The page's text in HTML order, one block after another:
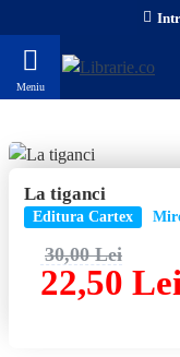
La tiganci
Editura Cartex
22,50
30,00 Lei